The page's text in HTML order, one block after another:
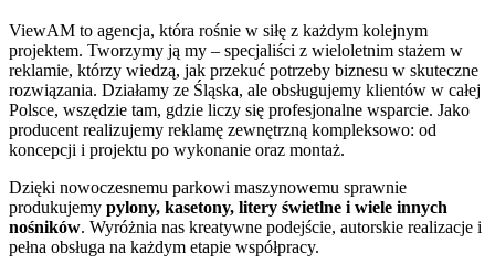
ViewAM to agencja, która rośnie w siłę z każdym kolejnym
projektem. Tworzymy ją my – specjaliści z wieloletnim stażem w
reklamie, którzy wiedzą, jak przekuć potrzeby biznesu w skuteczne
rozwiązania. Działamy ze Śląska, ale obsługujemy klientów w całej
Polsce, wszędzie tam, gdzie liczy się profesjonalne wsparcie. Jako
producent realizujemy reklamę zewnętrzną kompleksowo: od
koncepcji i projektu po wykonanie oraz montaż.
Dzięki nowoczesnemu parkowi maszynowemu sprawnie
produkujemy pylony, kasetony, litery świetlne i wiele innych
nośników. Wyróżnia nas kreatywne podejście, autorskie realizacje i
pełna obsługa na każdym etapie współpracy.